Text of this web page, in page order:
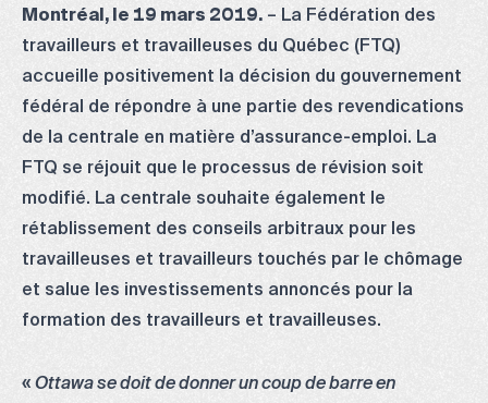
Montréal, le 19 mars 2019.– La Fédération des
travailleurs et travailleuses du Québec (FTQ)
accueille positivement la décision du gouvernement
fédéral de répondre à une partie des revendications
de la centrale en matière d’assurance-emploi. La
FTQ se réjouit que le processus de révision soit
modifié. La centrale souhaite également le
rétablissement des conseils arbitraux pour les
travailleuses et travailleurs touchés par le chômage
et salue les investissements annoncés pour la
formation des travailleurs et travailleuses.
« Ottawa se doit de donner un coup de barre en